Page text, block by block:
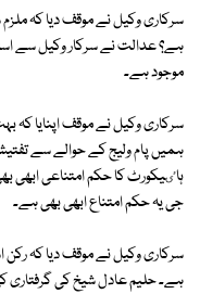
سرکاری وکیل نے موقف دیا کہ
ہے؟ عدالت نے سرکار وکیل سے
موجود ہے۔
سرکاری وکیل نے موقف اپنایا کہ
ہمیں پام ولیج کے حوالے سے
ہاٸیکورٹ کا حکم امتناعی ابھی
جی یہ حکم امتناع ابھی بھی ہے۔
سرکاری وکیل نے موقف دیا کہ رکن
ہے۔ حلیم عادل شیخ کی گرفتاری